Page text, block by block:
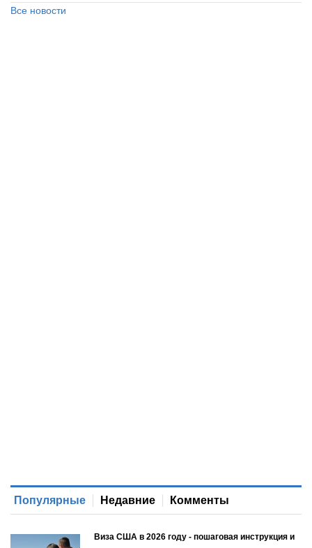
Все новости
Популярные Недавние Комменты
Виза США в 2026 году - пошаговая инструкция и